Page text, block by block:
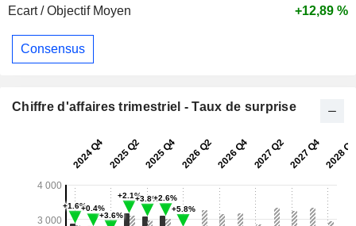
Ecart / Objectif Moyen
+12,89 %
Consensus
Chiffre d'affaires trimestriel - Taux de surprise